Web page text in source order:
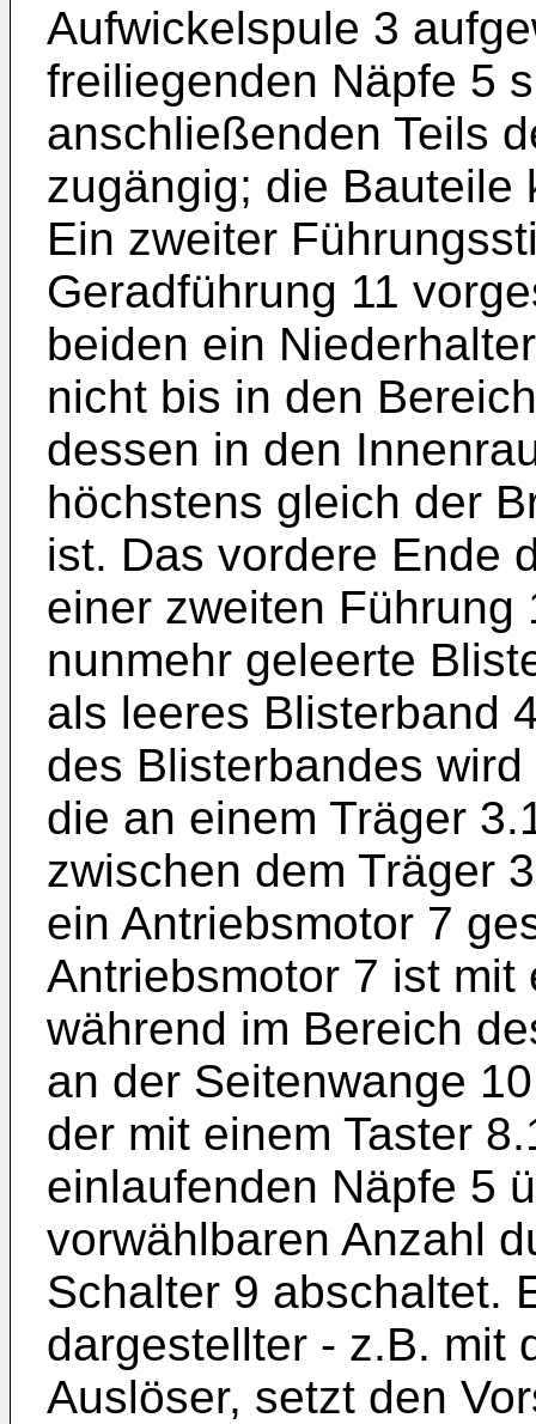
Aufwickelspule 3
freiliegenden Näpfe 5
anschließenden Teils
zugängig; die Bauteile
Ein zweiter
Geradführung 11
beiden ein
nicht bis in den
dessen in den
höchstens gleich der
ist. Das vordere Ende
einer zweiten
nunmehr geleerte
als leeres Blisterband
des Blisterbandes
die an einem Träger
zwischen dem Träger
ein Antriebsmotor 7
Antriebsmotor 7 ist
während im Bereich
an der Seitenwange
der mit einem Taster
einlaufenden Näpfe 5
vorwählbaren Anzahl
Schalter 9 abschaltet.
dargestellter - z.B. mit
Auslöser, setzt den